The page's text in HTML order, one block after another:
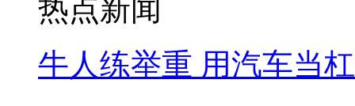
热点新闻
牛人练举重 用汽车当